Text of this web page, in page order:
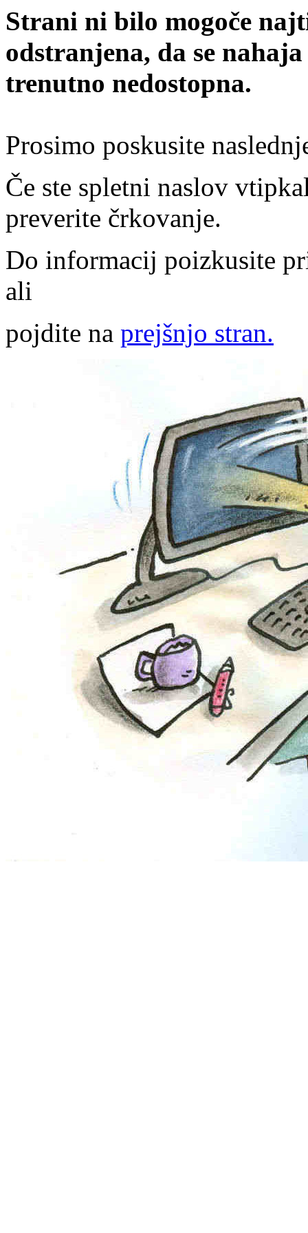
Strani ni bilo mogoče
odstranjena, da se
trenutno nedostopna.
Prosimo poskusite
Če ste spletni naslov
preverite črkovanje.
Do informacij poizkusite
ali
pojdite na prejšnjo stran.